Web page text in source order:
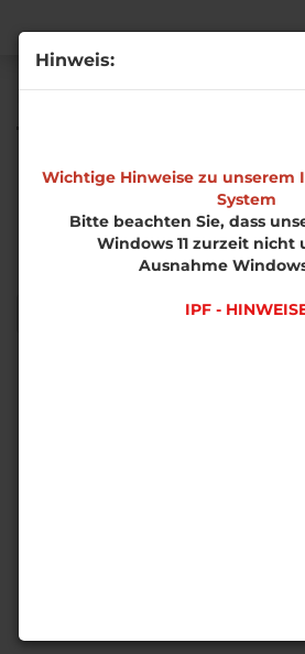
Hinweis:
Wichtige Hinweise zu unserem
System
Bitte beachten Sie, dass
Windows 11 zurzeit
Ausnahme Windows
IPF -
Abstimmungen
IPF Flasher
Leistungsmessungen Prüfstand